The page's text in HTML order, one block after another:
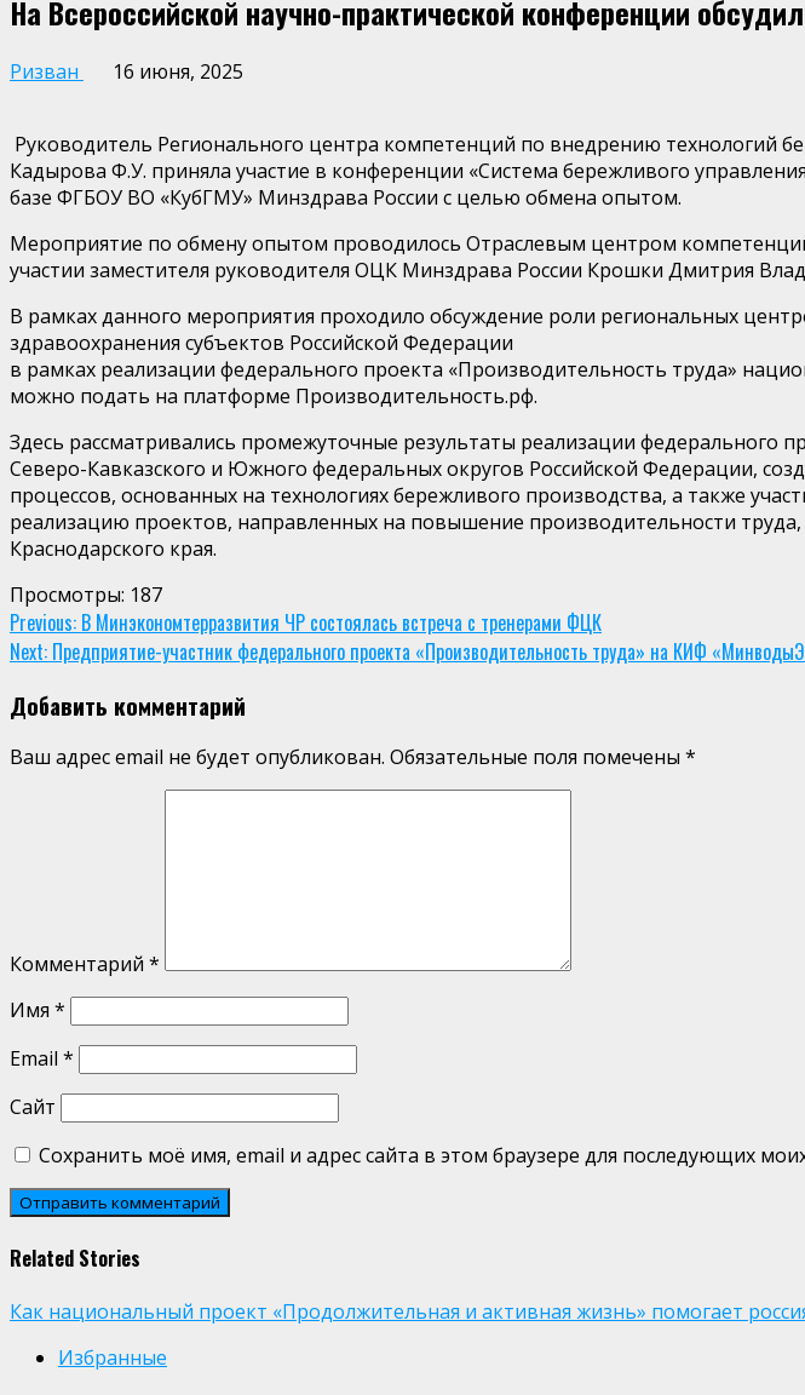
На Всероссийской научно-практической конференции
Ризван 16 июня, 2025
Руководитель Регионального центра компетенций по внедрению технологий
Кадырова Ф.У. приняла участие в конференции «Система бережливого
базе ФГБОУ ВО «КубГМУ» Минздрава России с целью обмена опытом.
Мероприятие по обмену опытом проводилось Отраслевым центром
участии заместителя руководителя ОЦК Минздрава России Крошки Дмитрия
В рамках данного мероприятия проходило обсуждение роли региональных
здравоохранения субъектов Российской Федерации
в рамках реализации федерального проекта «Производительность труда»
можно подать на платформе Производительность.рф.
Здесь рассматривались промежуточные результаты реализации федерального
Северо-Кавказского и Южного федеральных округов Российской Федерации,
процессов, основанных на технологиях бережливого производства, а также
реализацию проектов, направленных на повышение производительности
Краснодарского края.
Просмотры: 187
Continue
Reading
Previous: В Минэкономтерразвития ЧР состоялась встреча с тренерами ФЦК
Next: Предприятие-участник федерального проекта «Производительность труда» на КИФ
Добавить комментарий
Ваш адрес email не будет опубликован. Обязательные поля помечены *
Комментарий *
Имя *
Email *
Сайт
Сохранить моё имя, email и адрес сайта в этом браузере для последующих
Related Stories
Как национальный проект «Продолжительная и активная жизнь» помогает
Избранные